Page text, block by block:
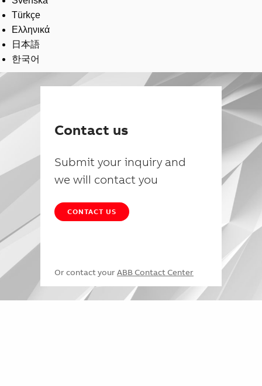
Türkçe
Ελληνικά
日本語
한국어
Contact us
Submit your inquiry and
we will contact you
CONTACT US
Or contact your ABB Contact Center